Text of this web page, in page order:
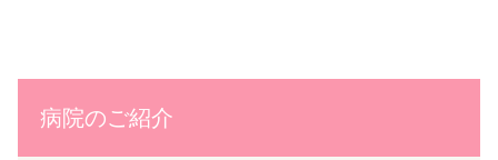
病院のご紹介